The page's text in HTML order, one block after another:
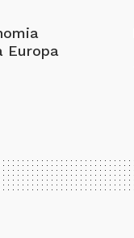
Europa